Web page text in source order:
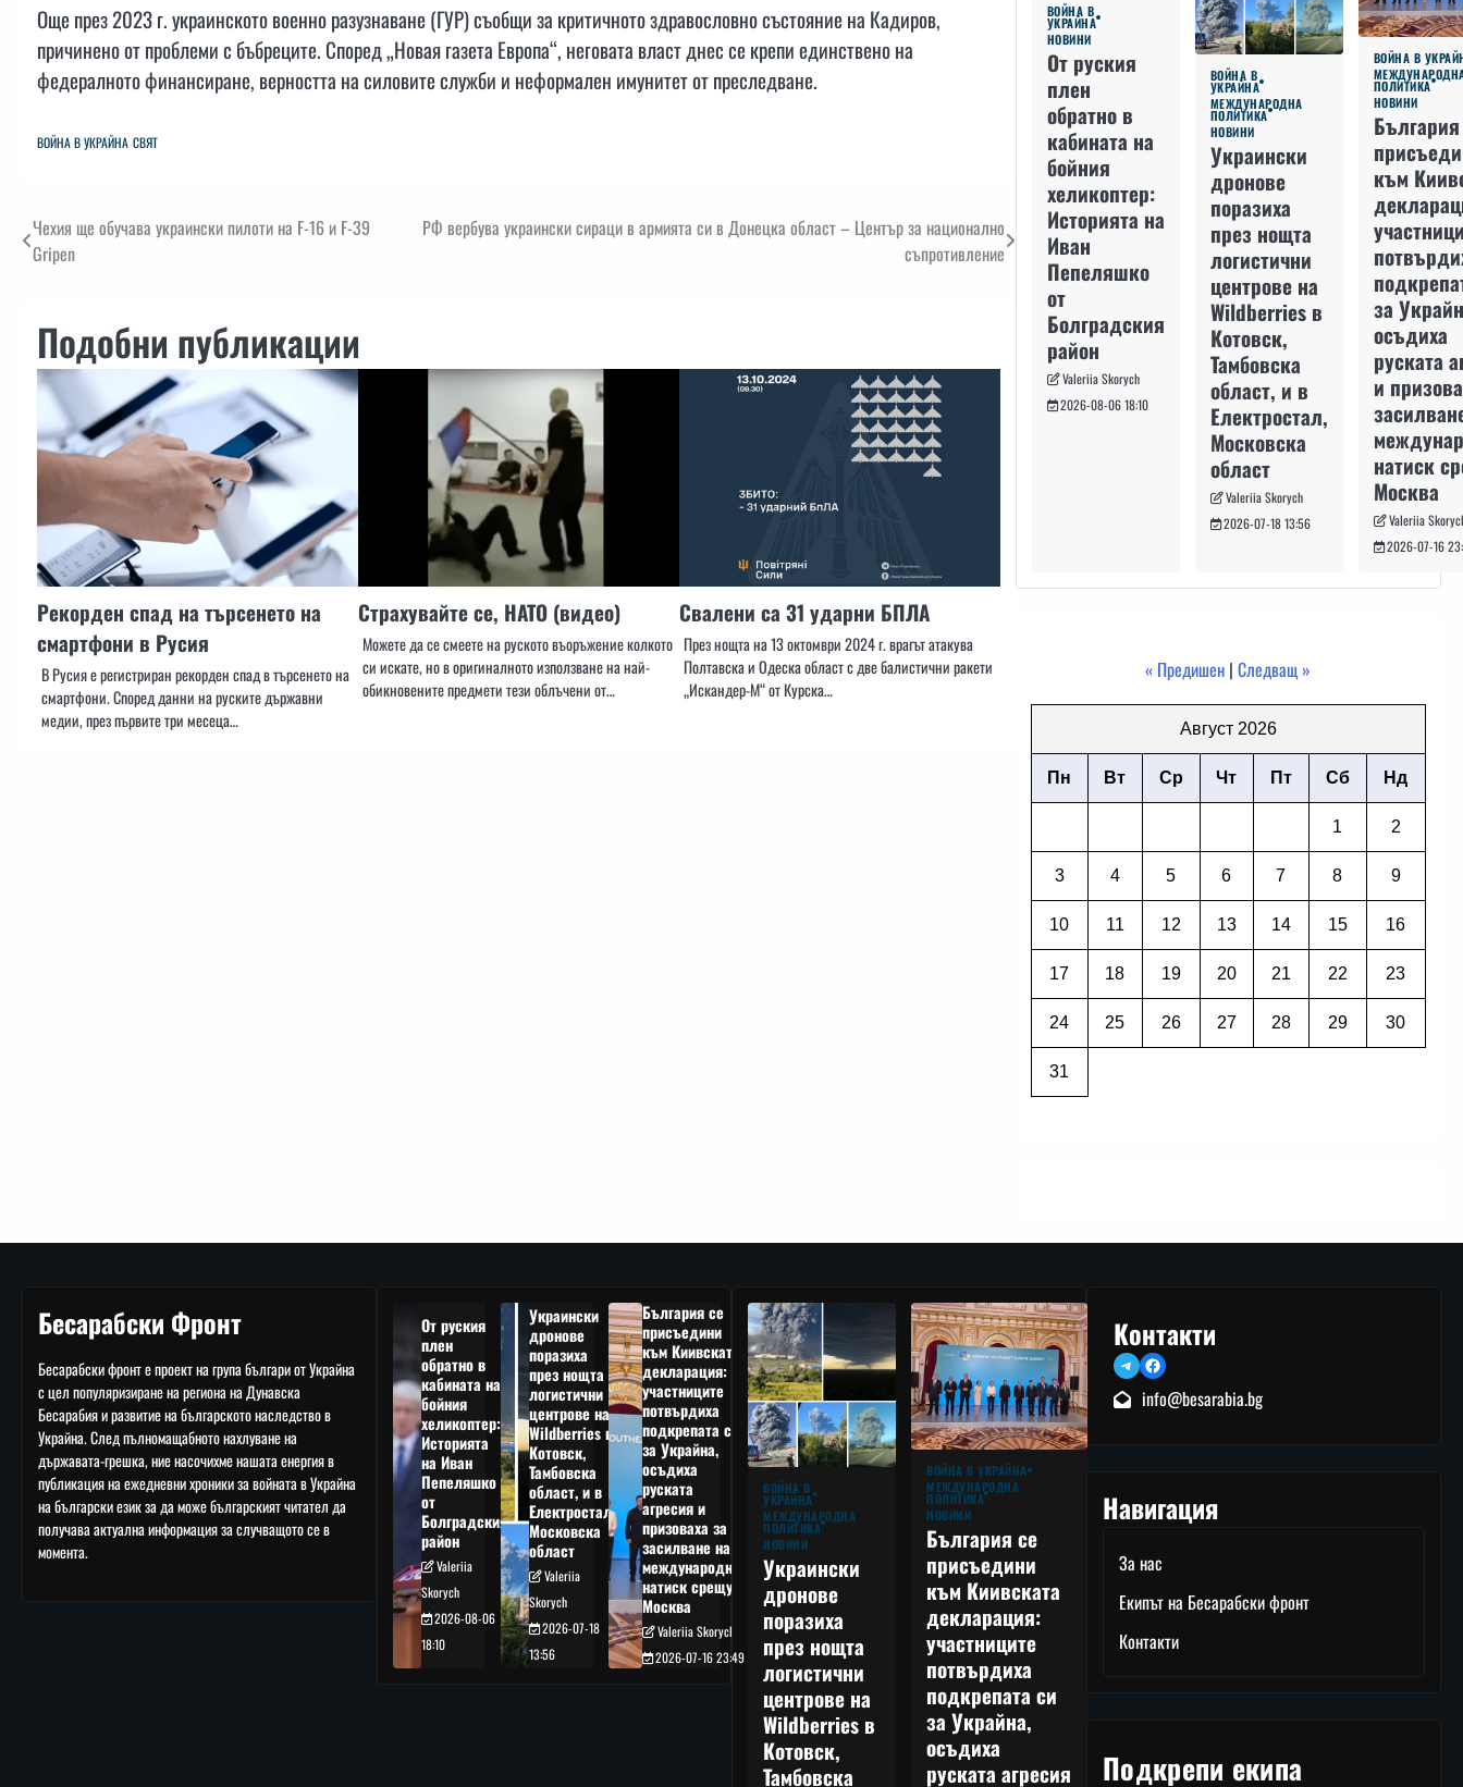
Още през 2023 г. украинското военно разузнаване (ГУР) съобщи за критичното здравословно състояние на Кадиров,
причинено от проблеми с бъбреците. Според „Новая газета Европа“, неговата власт днес се крепи единствено на
федералното финансиране, верността на силовите служби и неформален имунитет от преследване.
ВОЙНА В УКРАЙНА СВЯТ
Навигация
Чехия ще обучава украински пилоти на F-16 и F-39
Gripen
РФ вербува украински сираци в армията си в Донецка област – Център за национално
съпротивление
Подобни публикации
Рекорден спад на търсенето на
смартфони в Русия
В Русия е регистриран рекорден спад в търсенето на
смартфони. Според данни на руските държавни
медии, през първите три месеца…
Страхувайте се, НАТО (видео)
Можете да се смеете на руското въоръжение колкото
си искате, но в оригиналното използване на най-
обикновените предмети тези облъчени от…
Свалени са 31 ударни БПЛА
През нощта на 13 октомври 2024 г. врагът атакува
Полтавска и Одеска област с две балистични ракети
„Искандер-М“ от Курска…
ВОЙНА В
УКРАЙНА
НОВИНИ
От руския
плен
обратно в
кабината на
бойния
хеликоптер:
Историята на
Иван
Пепеляшко
от
Болградския
район
Valeriia Skorych
2026-08-06 18:10
ВОЙНА В
УКРАЙНА
МЕЖДУНАРОДНА
ПОЛИТИКА
НОВИНИ
Украински
дронове
поразиха
през нощта
логистични
центрове на
Wildberries в
Котовск,
Тамбовска
област, и в
Електростал,
Московска
област
Valeriia Skorych
2026-07-18 13:56
ВОЙНА В
ПОЛИТИКА
НОВИНИ
към
за
осъдиха
руската
и
натиск
Москва
Valeriia
2026-07-16
« Предишен |Следващ »
Август 2026
Пн Вт Ср Чт Пт Сб Нд
1 2
3 4 5 6 7 8 9
10 11 12 13 14 15 16
17 18 19 20 21 22 23
24 25 26 27 28 29 30
31
Бесарабски Фронт
Бесарабски фронт е проект на група българи от Украйна
с цел популяризиране на региона на Дунавска
Бесарабия и развитие на българското наследство в
Украйна. След пълномащабното нахлуване на
държавата-грешка, ние насочихме нашата енергия в
публикация на ежедневни хроники за войната в Украйна
на български език за да може българският читател да
получава актуална информация за случващото се в
момента.
От руския
плен
обратно в
кабината на
бойния
хеликоптер:
Историята
на Иван
Пепеляшко
от
Болградския
район
Valeriia
Skorych
2026-08-06
18:10
Украински
дронове
поразиха
през нощта
логистични
центрове на
Wildberries в
Котовск,
Тамбовска
област, и в
Електростал,
Московска
област
Valeriia
Skorych
2026-07-18
13:56
България се
присъедини
към Киивската
декларация:
участниците
потвърдиха
подкрепата си
за Украйна,
осъдиха
руската
агресия и
призоваха за
засилване на
международния
натиск срещу
Москва
Valeriia Skorych
2026-07-16 23:49
ВОЙНА В
УКРАЙНА
МЕЖДУНАРОДНА
ПОЛИТИКА
НОВИНИ
Украински
дронове
поразиха
през нощта
логистични
центрове на
Wildberries в
Котовск,
Тамбовска
ВОЙНА В УКРАЙНА
МЕЖДУНАРОДНА
ПОЛИТИКА
НОВИНИ
България се
присъедини
към Киивската
декларация:
участниците
потвърдиха
подкрепата си
за Украйна,
осъдиха
руската агресия
Контакти
TelegramFacebook
info@besarabia.bg
Навигация
За нас
Екипът на Бесарабски фронт
Контакти
Подкрепи екипа